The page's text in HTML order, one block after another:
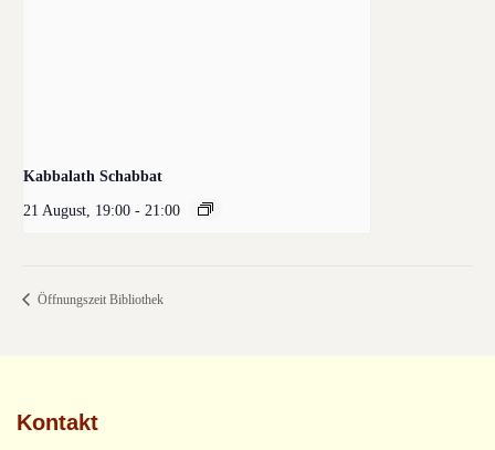
Kabbalath Schabbat
21 August, 19:00 - 21:00
Öffnungszeit Bibliothek
Kontakt